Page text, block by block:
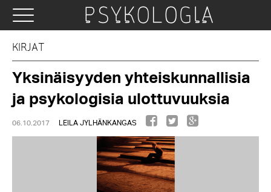
KIRJAT
Yksinäisyyden yhteiskunnallisia
ja psykologisia ulottuvuuksia
06.10.2017 LEILA JYLHÄNKANGAS